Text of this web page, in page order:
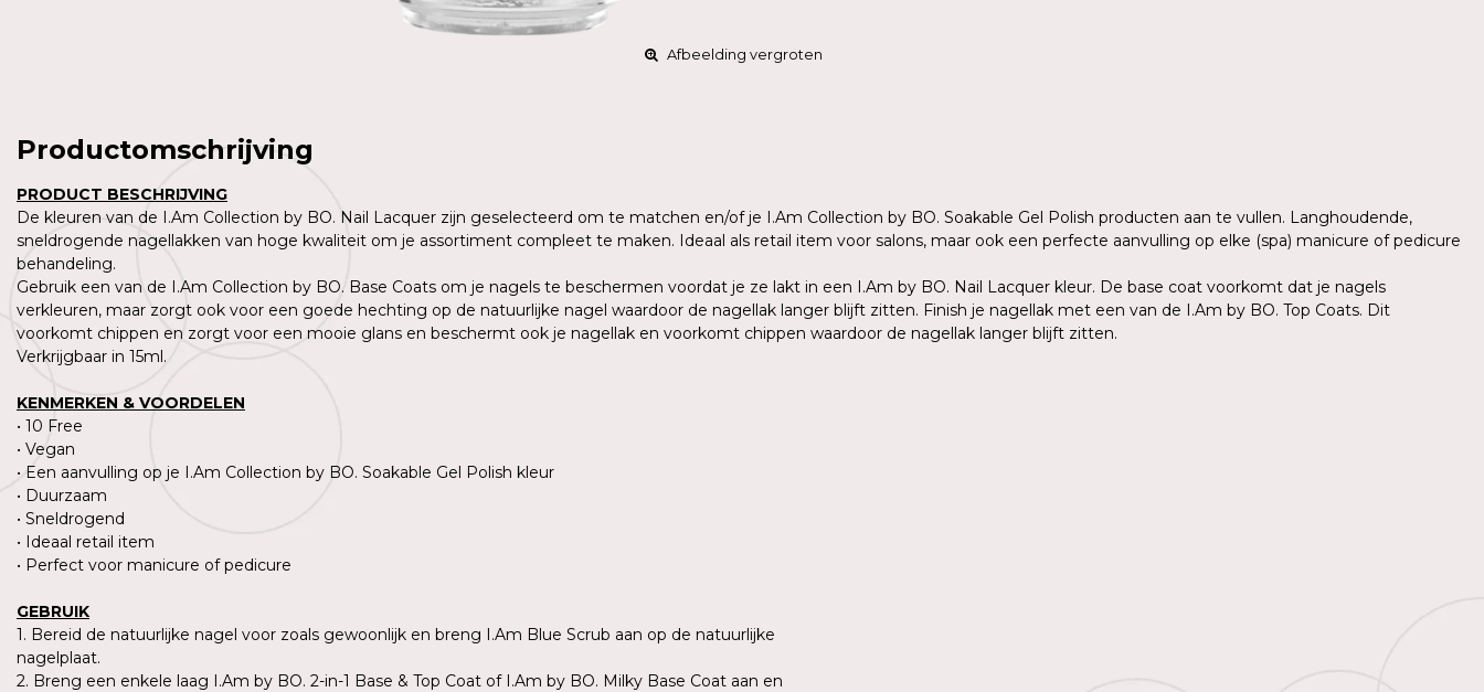
Afbeelding vergroten
Productomschrijving
PRODUCT BESCHRIJVING
De kleuren van de I.Am Collection by BO. Nail Lacquer zijn geselecteerd om te matchen en/of je I.Am Collection by BO. Soakable Gel Polish producten aan te vullen. Langhoudende,
sneldrogende nagellakken van hoge kwaliteit om je assortiment compleet te maken. Ideaal als retail item voor salons, maar ook een perfecte aanvulling op elke (spa) manicure of pedicure
behandeling.
Gebruik een van de I.Am Collection by BO. Base Coats om je nagels te beschermen voordat je ze lakt in een I.Am by BO. Nail Lacquer kleur. De base coat voorkomt dat je nagels
verkleuren, maar zorgt ook voor een goede hechting op de natuurlijke nagel waardoor de nagellak langer blijft zitten. Finish je nagellak met een van de I.Am by BO. Top Coats. Dit
voorkomt chippen en zorgt voor een mooie glans en beschermt ook je nagellak en voorkomt chippen waardoor de nagellak langer blijft zitten.
Verkrijgbaar in 15ml.
KENMERKEN & VOORDELEN
• 10 Free
• Vegan
• Een aanvulling op je I.Am Collection by BO. Soakable Gel Polish kleur
• Duurzaam
• Sneldrogend
• Ideaal retail item
• Perfect voor manicure of pedicure
GEBRUIK
1. Bereid de natuurlijke nagel voor zoals gewoonlijk en breng I.Am Blue Scrub aan op de natuurlijke
nagelplaat.
2. Breng een enkele laag I.Am by BO. 2-in-1 Base & Top Coat of I.Am by BO. Milky Base Coat aan en